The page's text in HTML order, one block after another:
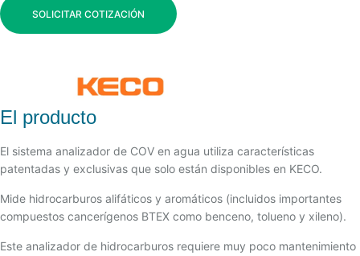
SOLICITAR COTIZACIÓN
El producto
El sistema analizador de COV en agua utiliza características
patentadas y exclusivas que solo están disponibles en KECO.
Mide hidrocarburos alifáticos y aromáticos (incluidos importantes
compuestos cancerígenos BTEX como benceno, tolueno y xileno).
Este analizador de hidrocarburos requiere muy poco mantenimiento